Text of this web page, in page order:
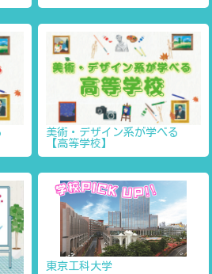
美術・デザイン系が学べる
【高等学校】
東京工科大学